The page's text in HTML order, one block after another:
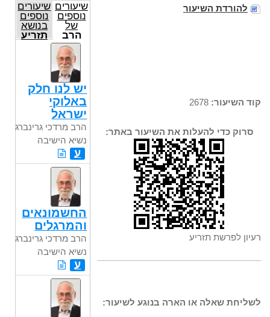
להורדת השיעור
קוד השיעור:
סרוק כדי להעלות את השיעור באתר:
רעיון לפרשת תזריע
לשליחת שאלה או הארה בנוגע לשיעור:
שיעורים
נוספים
של
הרב
מרדכי
גרינברג
נשיא
הישיבה
שיעורים
נוספים
בנושא
תזריע
יש לנו חלק
באלוקי
ישראל
הרב מרדכי גרינברג
נשיא הישיבה
ע
החשמונאים
והמרגלים
הרב מרדכי גרינברג
נשיא הישיבה
ע